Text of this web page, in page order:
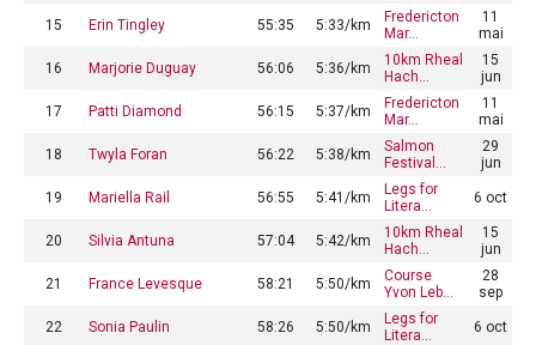
15 Erin Tingley 55:35 5:33/km
Fredericton
Mar…
11
mai
16 Marjorie Duguay 56:06 5:36/km
10km Rheal
Hach…
15
jun
17 Patti Diamond 56:15 5:37/km
Fredericton
Mar…
11
mai
18 Twyla Foran 56:22 5:38/km
Salmon
Festival…
29
jun
19 Mariella Rail 56:55 5:41/km
Legs for
Litera…
6 oct
20 Silvia Antuna 57:04 5:42/km
10km Rheal
Hach…
15
jun
21 France Levesque 58:21 5:50/km
Course
Yvon Leb…
28
sep
22 Sonia Paulin 58:26 5:50/km
Legs for
Litera…
6 oct